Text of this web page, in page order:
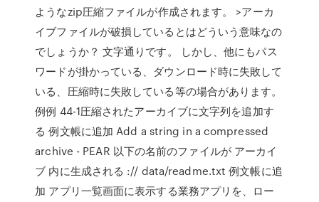
ようなzip圧縮ファイルが作成されます。 >アーカ
イブファイルが破損しているとはどういう意味なの
でしょうか？ 文字通りです。 しかし、他にもパス
ワードが掛かっている、ダウンロード時に失敗して
いる、圧縮時に失敗している等の場合があります。
例例 44-1圧縮されたアーカイブに文字列を追加す
る 例文帳に追加 Add a string in a compressed
archive - PEAR 以下の名前のファイルが アーカイ
ブ 内に生成される :// data/readme.txt 例文帳に追
加 アプリ一覧画面に表示する業務アプリを、ロー